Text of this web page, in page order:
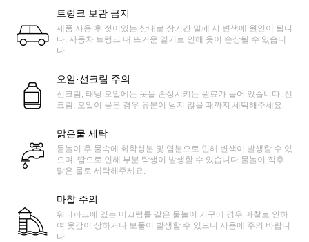
트렁크 보관 금지
제품 사용 후 젖어있는 상태로 장기간 밀폐 시 변색에 원인이 됩니
다. 자동차 트렁크 내 뜨거운 열기로 인해 옷이 손상될 수 있습니
다.
오일·선크림 주의
선크림, 태닝 오일에는 옷을 손상시키는 원료가 들어 있습니다. 선
크림, 오일이 묻은 경우 유분이 남지 않을 때까지 세탁해주세요.
맑은물 세탁
물놀이 후 물속에 화학성분 및 염분으로 인해 변색이 발생할 수 있
으며, 땀으로 인해 부분 탁생이 발생할 수 있습니다.물놀이 직후
맑은 물로 세탁해주세요.
마찰 주의
워터파크에 있는 미끄럼틀 같은 물놀이 기구에 경우 마찰로 인하
여 옷감이 상하거나 보풀이 발생할 수 있으니 사용에 주의 바랍니
다.